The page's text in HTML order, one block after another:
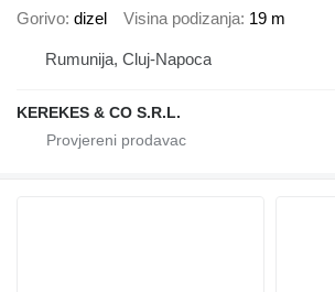
Gorivo dizel Visina podizanja 19 m
Rumunija, Cluj-Napoca
KEREKES & CO S.R.L.